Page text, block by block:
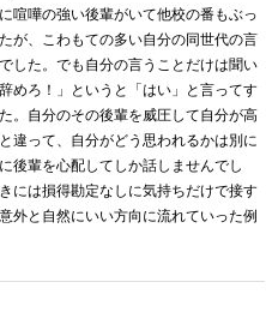
喧嘩の強い後輩がいて他校の番もぶっ
が、こわもての多い自分の同世代の言
した。でも自分の言うことだけは聞い
めろ！」というと「はい」と言ってす
。自分のその後輩を威圧して自分が高
違って、自分がどう思われるかは別に
後輩を心配してしか話しませんでし
には損得勘定なしに気持ちだけで接す
外と自然にいい方向に流れていった例